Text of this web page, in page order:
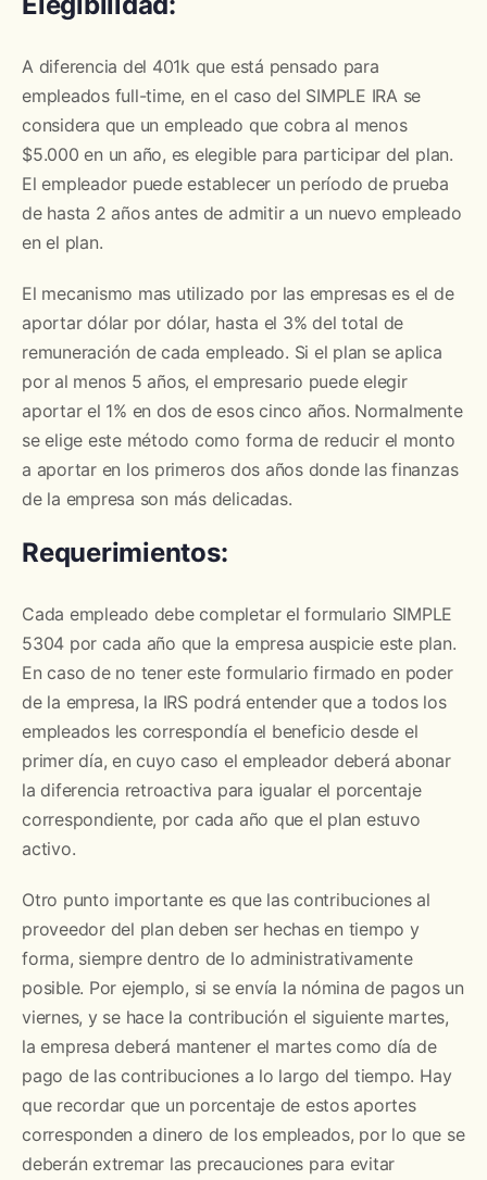
A diferencia del 401k que está pensado para
empleados full-time, en el caso del SIMPLE IRA se
considera que un empleado que cobra al menos
$5.000 en un año, es elegible para participar del plan.
El empleador puede establecer un período de prueba
de hasta 2 años antes de admitir a un nuevo empleado
en el plan.
El mecanismo mas utilizado por las empresas es el de
aportar dólar por dólar, hasta el 3% del total de
remuneración de cada empleado. Si el plan se aplica
por al menos 5 años, el empresario puede elegir
aportar el 1% en dos de esos cinco años. Normalmente
se elige este método como forma de reducir el monto
a aportar en los primeros dos años donde las finanzas
de la empresa son más delicadas.
Requerimientos:
Cada empleado debe completar el formulario SIMPLE
5304 por cada año que la empresa auspicie este plan.
En caso de no tener este formulario firmado en poder
de la empresa, la IRS podrá entender que a todos los
empleados les correspondía el beneficio desde el
primer día, en cuyo caso el empleador deberá abonar
la diferencia retroactiva para igualar el porcentaje
correspondiente, por cada año que el plan estuvo
activo.
Otro punto importante es que las contribuciones al
proveedor del plan deben ser hechas en tiempo y
forma, siempre dentro de lo administrativamente
posible. Por ejemplo, si se envía la nómina de pagos un
viernes, y se hace la contribución el siguiente martes,
la empresa deberá mantener el martes como día de
pago de las contribuciones a lo largo del tiempo. Hay
que recordar que un porcentaje de estos aportes
corresponden a dinero de los empleados, por lo que se
deberán extremar las precauciones para evitar